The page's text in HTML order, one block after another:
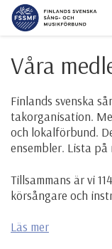
Våra
Finlands svenska
takorganisation.
och lokalförbund.
ensembler. Lista på
Tillsammans är vi
körsångare och
Läs mer